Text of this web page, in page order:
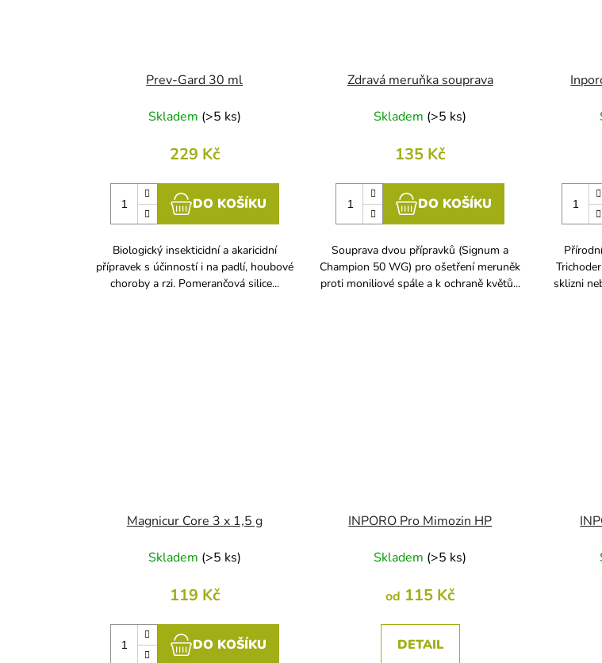
Prev-Gard 30 ml
Skladem (>5 ks)
229 Kč
DO KOŠÍKU
Biologický insekticidní a akaricidní
přípravek s účinností i na padlí, houbové
choroby a rzi. Pomerančová silice...
Zdravá meruňka souprava
Skladem (>5 ks)
135 Kč
DO KOŠÍKU
Souprava dvou přípravků (Signum a
Champion 50 WG) pro ošetření meruněk
proti moniliové spále a k ochraně květů...
sklizni
Magnicur Core 3 x 1,5 g
Skladem (>5 ks)
119 Kč
DO KOŠÍKU
INPORO Pro Mimozin HP
Skladem (>5 ks)
od 115 Kč
DETAIL